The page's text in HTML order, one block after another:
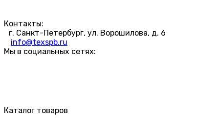
Контакты:
г. Санкт-Петербург, ул. Ворошилова, д. 6
info@texspb.ru
Мы в социальных сетях:
Каталог товаров